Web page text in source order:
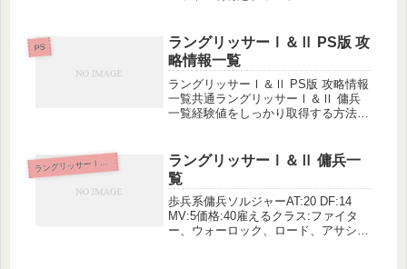
け、光の軍勢ルートでのみ中盤で仲間
になります。初期クラスはナイトで、
隠し...
PS
ラングリッサーⅠ＆Ⅱ PS版 攻
略情報一覧
ラングリッサーⅠ＆Ⅱ PS版 攻略情報
一覧共通ラングリッサーⅠ＆Ⅱ 傭兵
一覧経験値をしっかり取得する方法ラ
攻略シナリオ1 王城脱出シナリオ2 サ
ルラスへシナリオ3 襲撃シ...
ラ
ングリッサーⅠ＆Ⅱ
ラングリッサーⅠ＆Ⅱ 傭兵一
覧
歩兵系傭兵ソルジャーAT:20 DF:14
MV:5価格:40雇えるクラス:ファイタ
ー、ウォーロック、ロード、アサシ